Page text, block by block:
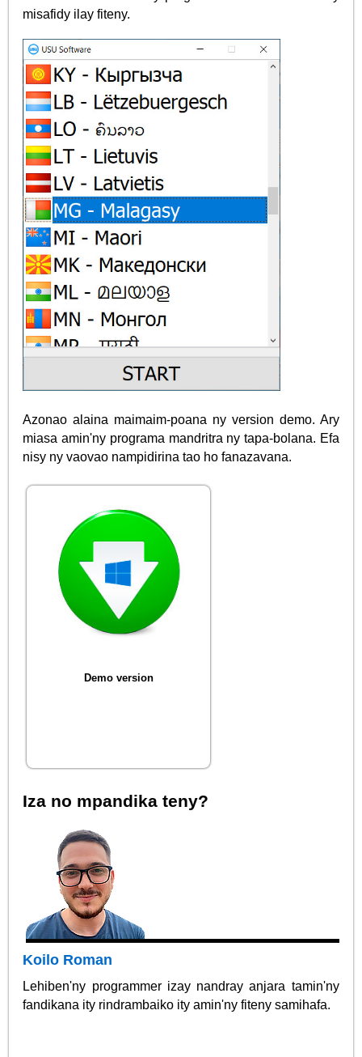
misafidy ilay fiteny.
Azonao alaina maimaim-poana ny version demo. Ary
miasa amin'ny programa mandritra ny tapa-bolana. Efa
nisy ny vaovao nampidirina tao ho fanazavana.
Demo version
Iza no mpandika teny?
Koilo Roman
Lehiben'ny programmer izay nandray anjara tamin'ny
fandikana ity rindrambaiko ity amin'ny fiteny samihafa.